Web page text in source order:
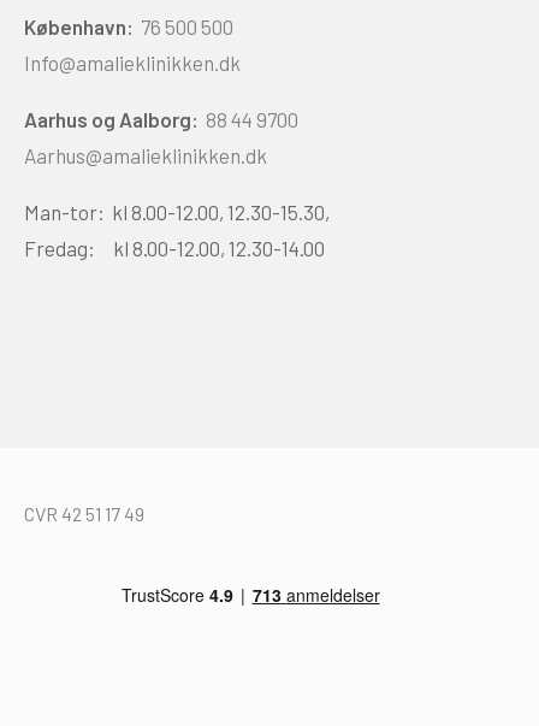
København: 76 500 500
Info@amalieklinikken.dk
Aarhus og Aalborg: 88 44 9700
Aarhus@amalieklinikken.dk
Man-tor: kl 8.00-12.00, 12.30-15.30,
Fredag: kl 8.00-12.00, 12.30-14.00
CVR 42 51 17 49